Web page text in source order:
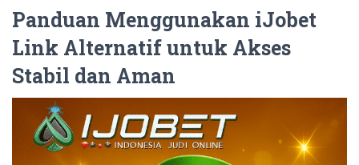
Panduan Menggunakan iJobet
Link Alternatif untuk Akses
Stabil dan Aman